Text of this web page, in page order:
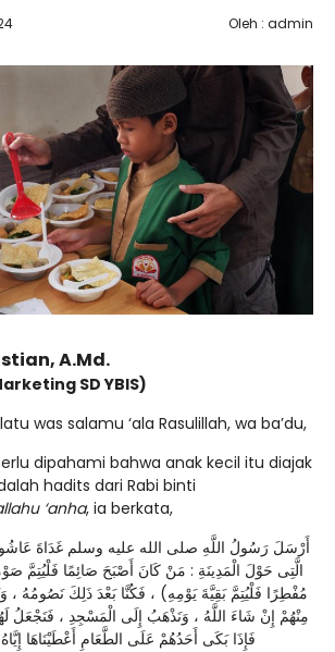
Oleh : admin
A.Md.
SD YBIS)
was salamu ‘ala Rasulillah, wa ba’du,
dipahami bahwa anak kecil itu diajak
hadits dari Rabi binti
‘anha, ia berkata,
أَرْسَلَ رَسُولُ اللَّهِ صلى الله عليه وسلم غَدَاةَ
الَّتِى حَوْلَ الْمَدِينَةِ : مَنْ كَانَ أَصْبَحَ صَائِمًا فَلْيُتِمَّ
مُفْطِرًا فَلْيُتِمَّ بَقِيَّةَ يَوْمِهِ) ، فَكُنَّا بَعْدَ ذَلِكَ نَصُومُهُ ،
مِنْهُمْ إِنْ شَاءَ اللَّهُ ، وَنَذْهَبُ إِلَى الْمَسْجِدِ ، فَنَجْعَلُ
فَإِذَا بَكَى أَحَدُهُمْ عَلَى الطَّعَامِ أَعْطَيْنَاهَا إِيَّاهُ